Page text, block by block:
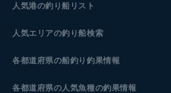
人気港の釣り船リスト
人気エリアの釣り船検索
各都道府県の船釣り釣果情報
各都道府県の人気魚種の釣果情報